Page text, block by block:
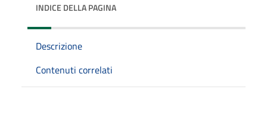
INDICE DELLA PAGINA
Descrizione
Contenuti correlati